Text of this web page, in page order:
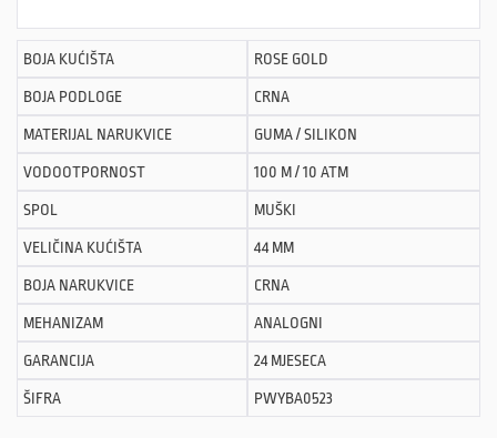
BOJA KUĆIŠTA ROSE GOLD
BOJA PODLOGE CRNA
MATERIJAL NARUKVICE GUMA / SILIKON
VODOOTPORNOST 100 M / 10 ATM
SPOL MUŠKI
VELIČINA KUĆIŠTA 44 MM
BOJA NARUKVICE CRNA
MEHANIZAM ANALOGNI
GARANCIJA 24 MJESECA
ŠIFRA PWYBA0523